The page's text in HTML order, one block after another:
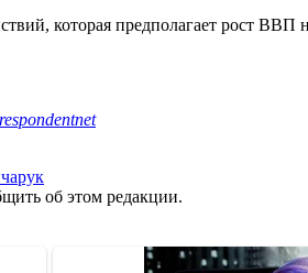
которая предполагает рост ВВП
об этом редакции.